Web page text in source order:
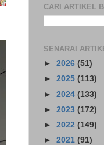
CARI ARTIKEL
SENARAI
► 2026 (51)
► 2025 (113)
► 2024 (133)
► 2023 (172)
► 2022 (149)
► 2021 (91)